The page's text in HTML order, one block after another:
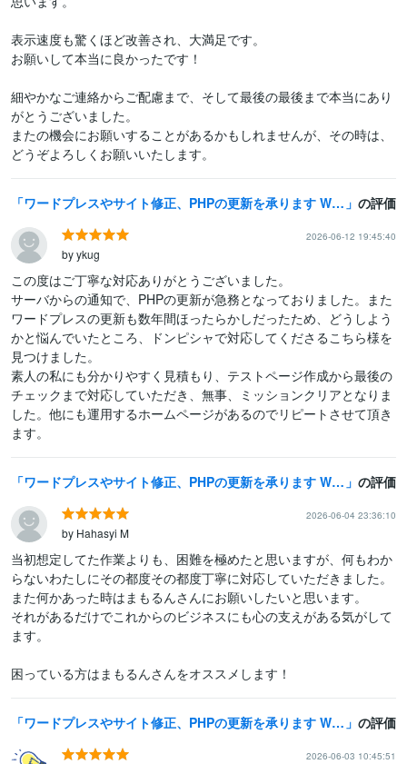
表示速度も驚くほど改善され、大満足です。
お願いして本当に良かったです！
細やかなご連絡からご配慮まで、そして最後の最後まで本当にあり
がとうございました。
またの機会にお願いすることがあるかもしれませんが、その時は、
ワードプレスやサイト修正、PHPの更新を承ります Wordpressの更新や改修、プラグインやPHPの更新対応 の評価
2026-06-12 19:45:40
by ykug
この度はご丁寧な対応ありがとうございました。
サーバからの通知で、PHPの更新が急務となっておりました。また
ワードプレスの更新も数年間ほったらかしだったため、どうしよう
かと悩んでいたところ、ドンピシャで対応してくださるこちら様を
見つけました。
素人の私にも分かりやすく見積もり、テストページ作成から最後の
チェックまで対応していただき、無事、ミッションクリアとなりま
した。他にも運用するホームページがあるのでリピートさせて頂き
ます。
ワードプレスやサイト修正、PHPの更新を承ります Wordpressの更新や改修、プラグインやPHPの更新対応 の評価
2026-06-04 23:36:10
by Hahasyi M
当初想定してた作業よりも、困難を極めたと思いますが、何もわか
らないわたしにその都度その都度丁寧に対応していただきました。
また何かあった時はまもるんさんにお願いしたいと思います。
それがあるだけでこれからのビジネスにも心の支えがある気がして
ます。
困っている方はまもるんさんをオススメします！
ワードプレスやサイト修正、PHPの更新を承ります Wordpressの更新や改修、プラグインやPHPの更新対応 の評価
2026-06-03 10:45:51